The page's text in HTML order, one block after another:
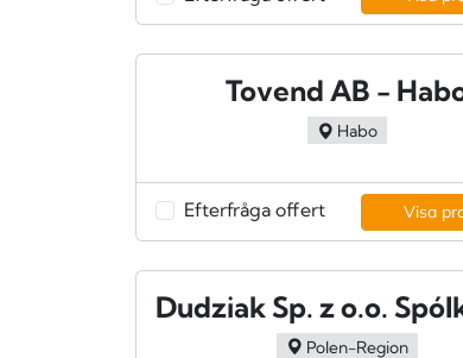
Tovend AB -
Habo
Efterfråga offert Visa
Polen-Region